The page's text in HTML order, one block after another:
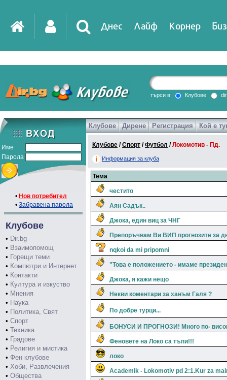
Днес Лайф Корнер
DirTV Impressio
Games
търси в Клубове
Име
Парола
• Нов потребител
• Забравена парола
Клубове
• Dir.bg
• Взаимопомощ
• Горещи теми
• Компютри и Интернет
• Контакти
• Култура и изкуство
• Мнения
• Наука
• Политика, Свят
• Спорт
• Техника
• Градове
• Религия и мистика
• Фен клубове
• Хоби, Развлечения
• Общества
Клубове Дирене Регистрация Кой е
Клубове /Спорт /Футбол /Локомотив - Пд.
Информация за клуба
Тема
честито
Аян Садък..
Джока, един виц за ЧНГ
Препоръчвам Ви ВИП прогнозите за
nqkoi da mi pripomni
"Това е положението - имаме
Джока, я кажи нещо
Некви коментари за ханъм Галя ?
По добре турци...
БОНУСИ И ПРОГНОЗИ! Много по-
Феновете на Локо са тъпи!!!
локо
Academik - Lokomotiv pd 2:1.Kur za